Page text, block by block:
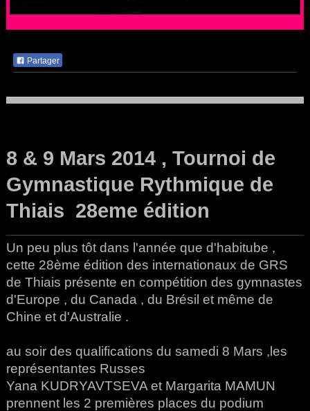
Partager
RGphotosphil
8 & 9 Mars 2014 , Tournoi de
Gymnastique Rythmique de
Thiais 28eme édition
Un peu plus tôt dans l'année que d'habitube ,
cette 28ème édition des internationaux de GRS
de Thiais présente en compétition des gymnastes
d'Europe , du Canada , du Brésil et même de
Chine et d'Australie .
au soir des qualifications du samedi 8 Mars ,les
représentantes Russes
Yana KUDRYAVTSEVA et Margarita MAMUN
prennent les 2 premières places du podium